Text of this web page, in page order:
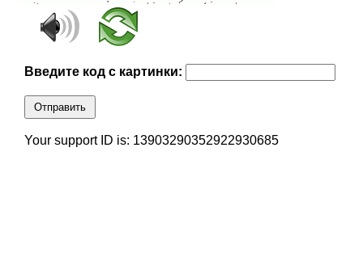
Введите код с картинки:
Отправить
Your support ID is: 13903290352922930685